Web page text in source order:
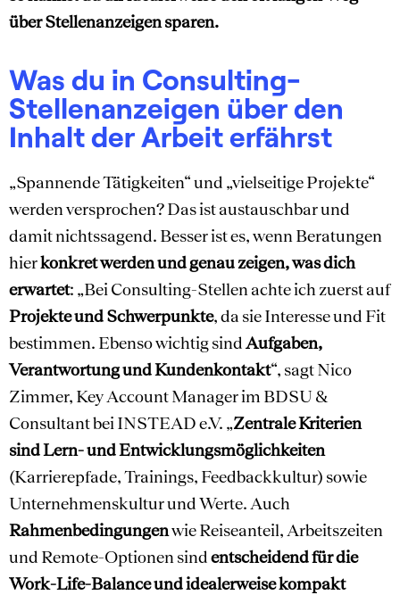
über Stellenanzeigen sparen.
Was du in Consulting-
Stellenanzeigen über den
Inhalt der Arbeit erfährst
„Spannende Tätigkeiten“ und „vielseitige Projekte“
werden versprochen? Das ist austauschbar und
damit nichtssagend. Besser ist es, wenn Beratungen
hierkonkret werden und genau zeigen, was dich
erwartet: „Bei Consulting-Stellen achte ich zuerst auf
Projekte und Schwerpunkte, da sie Interesse und Fit
bestimmen. Ebenso wichtig sindAufgaben,
Verantwortung und Kundenkontakt“, sagt Nico
Zimmer, Key Account Manager im BDSU &
Consultant bei INSTEAD e.V. „Zentrale Kriterien
sind Lern- und Entwicklungsmöglichkeiten
(Karrierepfade, Trainings, Feedbackkultur) sowie
Unternehmenskultur und Werte. Auch
Rahmenbedingungenwie Reiseanteil, Arbeitszeiten
und Remote-Optionen sindentscheidend für die
Work-Life-Balance und idealerweise kompakt